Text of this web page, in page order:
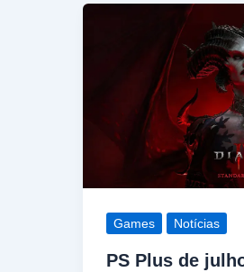
Games Notícias
PS Plus de